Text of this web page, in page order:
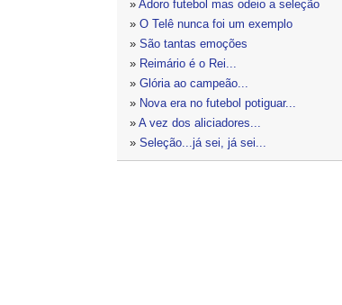
» Adoro futebol mas odeio a seleção
» O Telê nunca foi um exemplo
» São tantas emoções
» Reimário é o Rei...
» Glória ao campeão...
» Nova era no futebol potiguar...
» A vez dos aliciadores...
» Seleção...já sei, já sei...